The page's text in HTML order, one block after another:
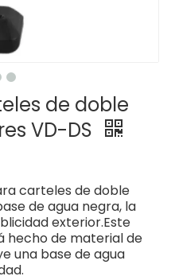
de doble
VD-DS
carteles de doble
de agua negra, la
exterior.Este
hecho de material de
una base de agua